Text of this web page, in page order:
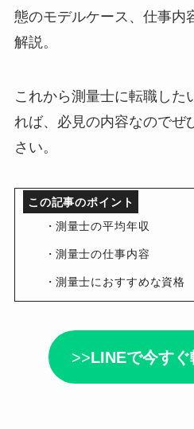
態のモデルケース、仕事内
解説。
これから測量士に転職した
れば、必見の内容なのでぜ
さい。
この記事のポイント
測量士の平均年収
測量士の仕事内容
測量士におすすめな資格
>>LINEで今す